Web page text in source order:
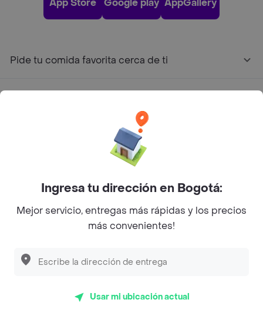
App Store Google play AppGallery
Pide tu comida favorita cerca de ti
Facebook
TwitterInstagram
Rappi Inc. All rights reserved.
Rappi S.A.S. --- NIT 900.843.898-9 --- Calle 63 # 16A-02
Bogotá D.C. --- notificacionesrappi@rappi.com
Ingresa tu dirección en Bogotá:
Mejor servicio, entregas más rápidas y los precios
más convenientes!
Usar mi ubicación actual